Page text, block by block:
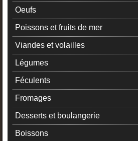
Oeufs
Poissons et fruits de mer
Viandes et volailles
Légumes
Féculents
Fromages
Desserts et boulangerie
Boissons